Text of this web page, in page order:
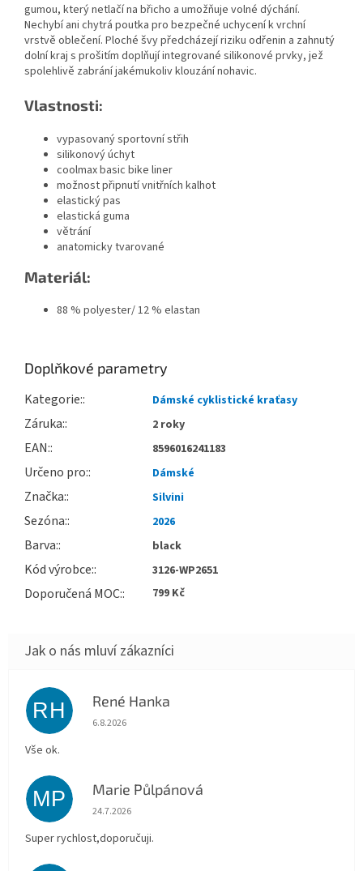
gumou, který netlačí na břicho a umožňuje volné dýchání.
Nechybí ani chytrá poutka pro bezpečné uchycení k vrchní
vrstvě oblečení. Ploché švy předcházejí riziku odřenin a zahnutý
dolní kraj s prošitím doplňují integrované silikonové prvky, jež
spolehlivě zabrání jakémukoliv klouzání nohavic.
Vlastnosti:
vypasovaný sportovní střih
silikonový úchyt
coolmax basic bike liner
možnost připnutí vnitřních kalhot
elastický pas
elastická guma
větrání
anatomicky tvarované
Materiál:
88 % polyester/ 12 % elastan
Doplňkové parametry
Kategorie: Dámské cyklistické kraťasy
Záruka: 2 roky
EAN: 8596016241183
Určeno pro: Dámské
Značka: Silvini
Sezóna: 2026
Barva: black
Kód výrobce: 3126-WP2651
Doporučená MOC: 799 Kč
RH René Hanka
Hodnocení obchodu je 5 z 5 hvězdiček.
6.8.2026
Vše ok.
MP Marie Půlpánová
Hodnocení obchodu je 5 z 5 hvězdiček.
24.7.2026
Super rychlost,doporučuji.